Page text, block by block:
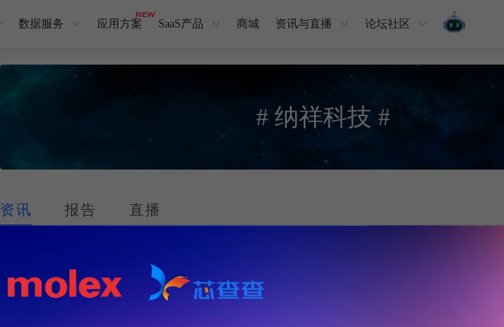
数据服务 应用方案 SaaS产品 商城 资讯与直播 论坛社区
# 纳祥科技 #
资讯 报告 直播